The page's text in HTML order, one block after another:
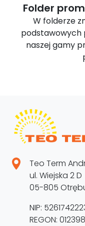
Folder
W folderze
podstawowych
naszej gamy
Teo Term
ul. Wiejska 2 D
05-805
NIP:
REGON: